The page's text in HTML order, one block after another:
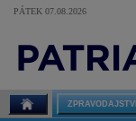
PÁTEK 07.08.2026
ZPRAVODAJSTVÍ